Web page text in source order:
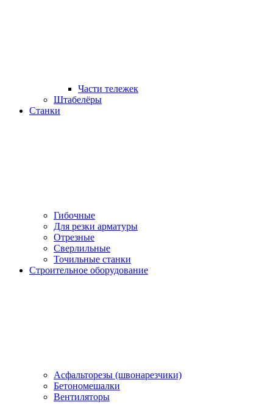
Части тележек
Штабелёры
Станки
Гибочные
Для резки арматуры
Отрезные
Сверлильные
Точильные станки
Строительное оборудование
Асфальторезы (швонарезчики)
Бетономешалки
Вентиляторы